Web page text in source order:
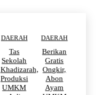
DAERAH
Tas
Sekolah
Khadizarah,
Produksi
UMKM
DAERAH
Berikan
Gratis
Ongkir,
Abon
Ayam